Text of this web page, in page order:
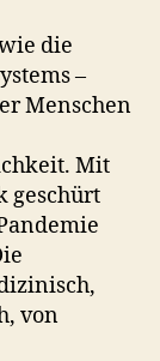
die
–
Menschen
Mit
geschürt
von